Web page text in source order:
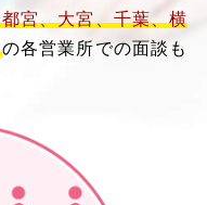
宮、大宮、千葉、横
の各営業所での面談も